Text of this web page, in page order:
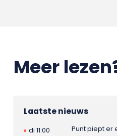
Meer
Laatste nieuws
di 11:00
Punt piept er